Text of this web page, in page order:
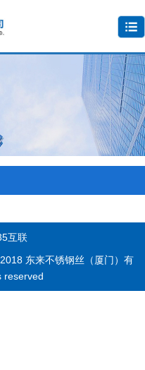
互联
东来不锈钢丝（厦门）有
reserved